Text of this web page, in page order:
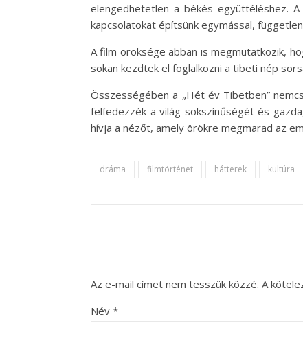
elengedhetetlen a békés együttéléshez.
kapcsolatokat építsünk egymással,
A film öröksége abban is megmutatkozik,
sokan kezdtek el foglalkozni a tibeti nép
Összességében a „Hét év Tibetben”
felfedezzék a világ sokszínűségét és
hívja a nézőt, amely örökre megmarad az
dráma filmtörténet hátterek kultúra
Az e-mail címet nem tesszük közzé. A
Név *